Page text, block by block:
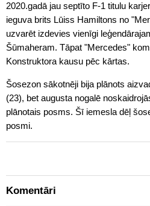
2020.gadā jau septīto F-1 titulu
ieguva brits Lūiss Hamiltons no
uzvarēt izdevies vienīgi
Šūmaheram. Tāpat "Mercedes"
Konstruktora kausu pēc kārtas.
Šosezon sākotnēji bija plānots
(23), bet augusta nogalē
plānotais posms. Šī iemesla dēļ
posmi.
Komentāri